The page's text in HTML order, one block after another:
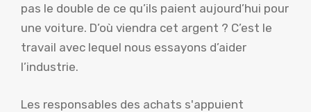
pas le double de ce qu’ils paient aujourd’hui pour
une voiture. D’où viendra cet argent ? C’est le
travail avec lequel nous essayons d’aider
l’industrie.
Les responsables des achats s'appuient